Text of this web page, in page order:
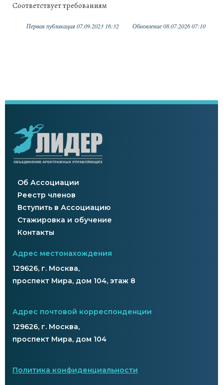
Соответствует требованиям
Первая публикация 07.09.2023 16:32 Обновление 08.07.2026 07:10
Об Ассоциации
Реестр членов
Вступить в Ассоциацию
Стажировка и обучение
Контакты
Адрес местонахождения
129626, г. Москва,
проспект Мира, дом 104, этаж 8
Адрес почтовой корреспонденции
129626, г. Москва,
проспект Мира, дом 104
Политика конфиденциальности